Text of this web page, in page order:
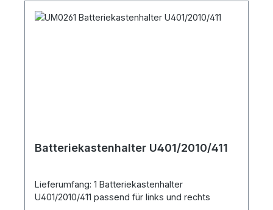
Batteriekastenhalter U401/2010/411
Lieferumfang: 1 Batteriekastenhalter
U401/2010/411 passend für links und rechts